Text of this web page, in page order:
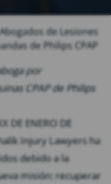
de Lesiones
de Philips CPAP
por
CPAP de Philips
DE ENERO DE
Injury Lawyers ha
debido a la
misión: recuperar